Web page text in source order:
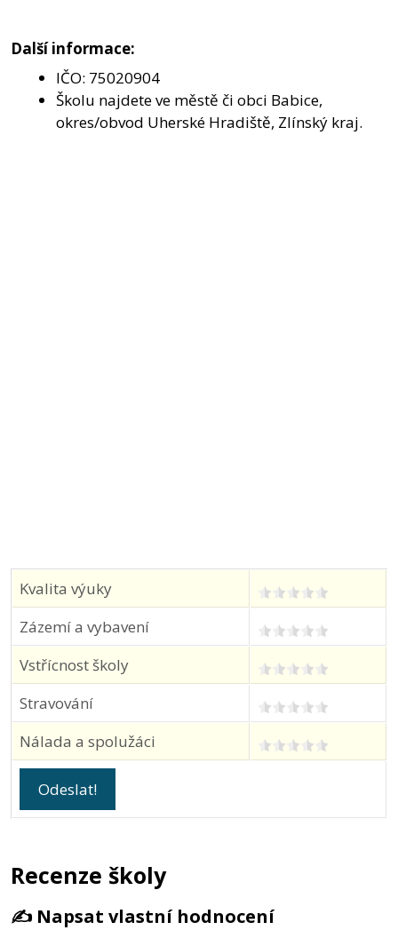
Další informace:
IČO: 75020904
Školu najdete ve městě či obci Babice,
okres/obvod Uherské Hradiště, Zlínský kraj.
Kvalita výuky
Zázemí a vybavení
Vstřícnost školy
Stravování
Nálada a spolužáci
Recenze školy
✍️ Napsat vlastní hodnocení